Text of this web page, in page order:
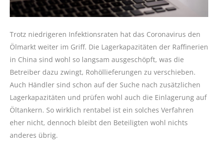
Trotz niedrigeren Infektionsraten hat das Coronavirus den
Ölmarkt weiter im Griff. Die Lagerkapazitäten der Raffinerien
in China sind wohl so langsam ausgeschöpft, was die
Betreiber dazu zwingt, Rohöllieferungen zu verschieben.
Auch Händler sind schon auf der Suche nach zusätzlichen
Lagerkapazitäten und prüfen wohl auch die Einlagerung auf
Öltankern. So wirklich rentabel ist ein solches Verfahren
eher nicht, dennoch bleibt den Beteiligten wohl nichts
anderes übrig.